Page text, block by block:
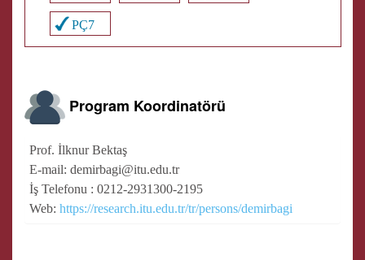
PÇ7
Program Koordinatörü
Prof. İlknur Bektaş
E-mail: demirbagi@itu.edu.tr
İş Telefonu : 0212-2931300-2195
Web: https://research.itu.edu.tr/tr/persons/demirbagi